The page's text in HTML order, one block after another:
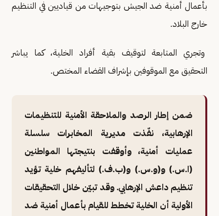
بأعمال أمنية ضد الجيش بتوجيهات من قياديين في التنظيم
خارج البلاد.
وتجري المتابعة لتوقيف بقية أفراد الخلية، كما يباشر
التحقيق مع الموقوفين بإشراف القضاء المختص.
ضمن إطار الرصد والملاحقة الأمنية للتنظيمات
الإرهابية، نفّذت مديرية المخابرات سلسلة
عمليات أمنية، وأوقفت بنتيجتها المواطنين
(ا.س.) و(و.س.) و(ب.ف.) لتأليفهم خلية تؤيد
تنظيم داعش الإرهابي. وقد تبيّن خلال التحقيقات
الأولية أن الخلية تخطط للقيام بأعمال أمنية ضد